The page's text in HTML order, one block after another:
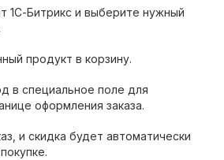
1С-Битрикс и выберите нужный
продукт в корзину.
в специальное поле для
оформления заказа.
и скидка будет автоматически